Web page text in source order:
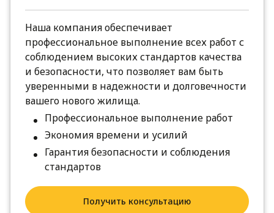
Наша компания обеспечивает
профессиональное выполнение всех работ с
соблюдением высоких стандартов качества
и безопасности, что позволяет вам быть
уверенными в надежности и долговечности
вашего нового жилища.
Профессиональное выполнение работ
Экономия времени и усилий
Гарантия безопасности и соблюдения
стандартов
Получить консультацию